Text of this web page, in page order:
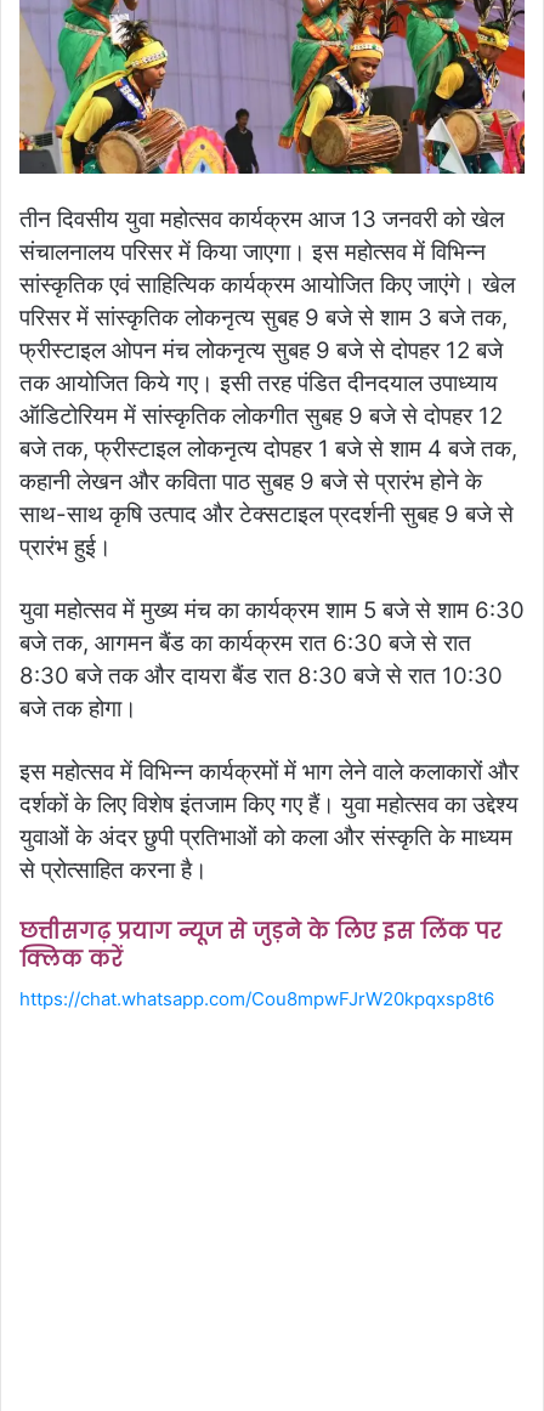
तीन दिवसीय युवा महोत्सव कार्यक्रम आज 13 जनवरी को खेल
संचालनालय परिसर में किया जाएगा। इस महोत्सव में विभिन्न
सांस्कृतिक एवं साहित्यिक कार्यक्रम आयोजित किए जाएंगे।खेल
परिसर में सांस्कृतिक लोकनृत्य सुबह 9 बजे से शाम 3 बजे तक,
फ्रीस्टाइल ओपन मंच लोकनृत्य सुबह 9 बजे से दोपहर 12 बजे
तक आयोजित किये गए। इसी तरह पंडित दीनदयाल उपाध्याय
ऑडिटोरियम में सांस्कृतिक लोकगीत सुबह 9 बजे से दोपहर 12
बजे तक, फ्रीस्टाइल लोकनृत्य दोपहर 1 बजे से शाम 4 बजे तक,
कहानी लेखन और कविता पाठ सुबह 9 बजे से प्रारंभ होने के
साथ-साथ कृषि उत्पाद और टेक्सटाइल प्रदर्शनी सुबह 9 बजे से
प्रारंभ हुई।
युवा महोत्सव में मुख्य मंच का कार्यक्रम शाम 5 बजे से शाम 6:30
बजे तक, आगमन बैंड का कार्यक्रम रात 6:30 बजे से रात
8:30 बजे तक और दायरा बैंड रात 8:30 बजे से रात 10:30
बजे तक होगा।
इस महोत्सव में विभिन्न कार्यक्रमों में भाग लेने वाले कलाकारों और
दर्शकों के लिए विशेष इंतजाम किए गए हैं। युवा महोत्सव का उद्देश्य
युवाओं के अंदर छुपी प्रतिभाओं को कला और संस्कृति के माध्यम
से प्रोत्साहित करना है।
छत्तीसगढ़ प्रयाग न्यूज से जुड़ने के लिए इस लिंक पर
क्लिक करें
https://chat.whatsapp.com/Cou8mpwFJrW20kpqxsp8t6